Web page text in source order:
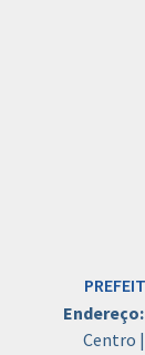
Endereço:
Centro |